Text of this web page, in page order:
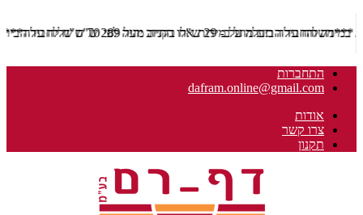
***משלוח עד הבית מוזל ב- 29 ש"ח בקניה מעל 289 ש"ח שליח עד הבית ***
התחברות
dafram.online@gmail.com
אודות
צרו קשר
תקנון